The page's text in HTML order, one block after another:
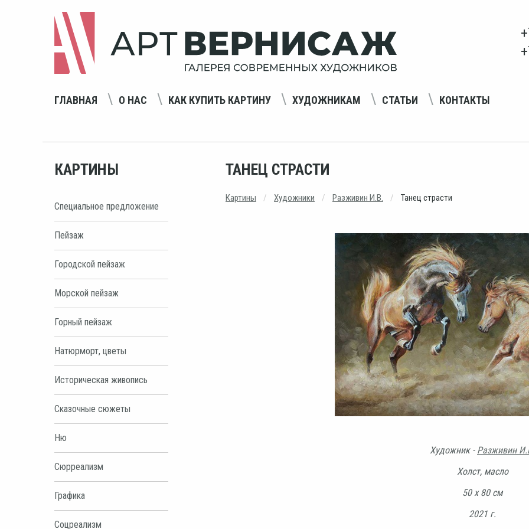
ГЛАВНАЯ О НАС КАК КУПИТЬ КАРТИНУ ХУДОЖНИКАМ СТАТЬИ КОНТАКТЫ
КАРТИНЫ
Специальное предложение
Пейзаж
Городской пейзаж
Морской пейзаж
Горный пейзаж
Натюрморт, цветы
Историческая живопись
Сказочные сюжеты
Ню
Сюрреализм
Графика
Соцреализм
ТАНЕЦ СТРАСТИ
Картины Художники Разживин И.В. Танец страсти
Художник - Разживин
Холст, масло
50 х 80 см
2021 г.